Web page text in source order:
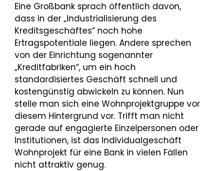
Eine Großbank sprach öffentlich davon,
dass in der „Industrialisierung des
Kreditsgeschäftes“ noch hohe
Ertragspotentiale liegen. Andere sprechen
von der Einrichtung sogenannter
„Kreditfabriken“, um ein hoch
standardisiertes Geschäft schnell und
kostengünstig abwickeln zu können. Nun
stelle man sich eine Wohnprojektgruppe vor
diesem Hintergrund vor. Trifft man nicht
gerade auf engagierte Einzelpersonen oder
Institutionen, ist das Individualgeschäft
Wohnprojekt für eine Bank in vielen Fällen
nicht attraktiv genug.